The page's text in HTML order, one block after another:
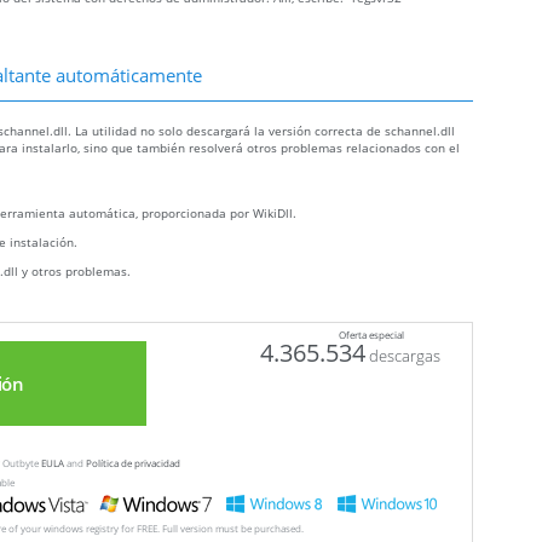
automáticamente
La utilidad no solo descargará la versión correcta de schannel.dll
instalarlo, sino que también resolverá otros problemas relacionados con el
automática, proporcionada por WikiDll.
instalación.
y otros problemas.
Oferta especial
4.365.534descargas
OutbyteEULAandPolítica de privacidad
your windows registry for FREE. Full version must be purchased.